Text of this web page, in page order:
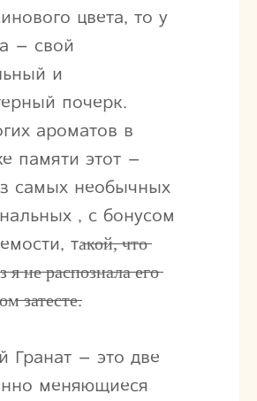
цвета, то у
– свой
и
почерк.
ароматов в
памяти этот –
самых необычных
, с бонусом
та̶к̶о̶й̶,̶ ̶ч̶т̶о̶
̶я̶ ̶н̶е̶ ̶р̶а̶с̶п̶о̶з̶н̶а̶л̶а̶ ̶е̶г̶о̶
̶з̶а̶т̶е̶с̶т̶е̶.
Гранат – это две
меняющиеся